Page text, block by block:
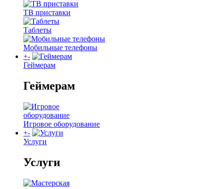
ТВ приставки
Таблеты
Мобильные телефоны
+-
Геймерам
Геймерам
Игровое оборудование
+-
Услуги
Услуги